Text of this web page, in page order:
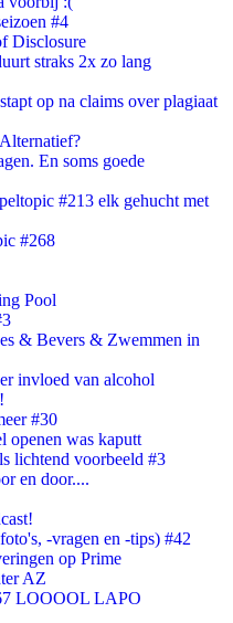
#4
Disclosure
straks 2x zo lang
op na claims over plagiaat
En soms goede
#213 elk gehucht met
#268
Pool
& Bevers & Zwemmen in
invloed van alcohol
#30
openen was kaputt
lichtend voorbeeld #3
en door....
-vragen en -tips) #42
op Prime
AZ
LOOOOL LAPO